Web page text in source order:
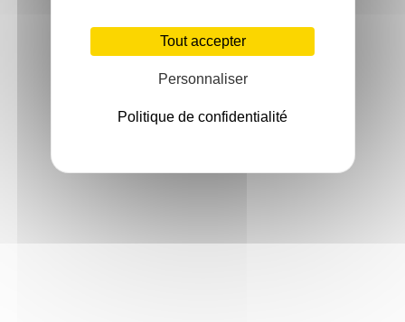
Tout accepter
Personnaliser
Politique de confidentialité